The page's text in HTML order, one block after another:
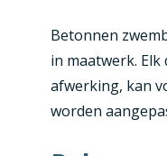
Betonnen
in maatwerk.
afwerking, kan
worden